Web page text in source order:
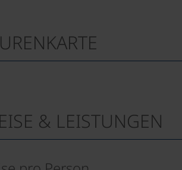
& LEISTUNGEN